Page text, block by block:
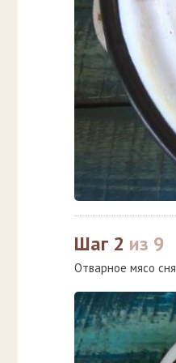
Шаг 2 из 9
Отварное мясо